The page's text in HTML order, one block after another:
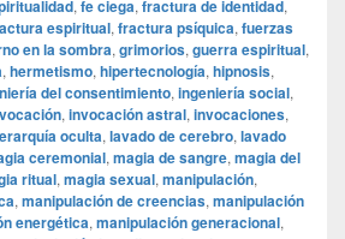
, fe ciega, fractura de identidad,
espiritual, fractura psíquica, fuerzas
en la sombra, grimorios, guerra espiritual,
, hermetismo, hipertecnología, hipnosis,
del consentimiento, ingeniería social,
, invocación astral, invocaciones,
oculta, lavado de cerebro, lavado
ceremonial, magia de sangre, magia del
ritual, magia sexual, manipulación,
, manipulación de creencias, manipulación
energética, manipulación generacional,